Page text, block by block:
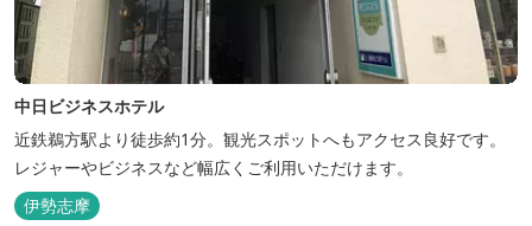
中日ビジネスホテル
近鉄鵜方駅より徒歩約1分。観光スポットへもアクセス良好です。
レジャーやビジネスなど幅広くご利用いただけます。
伊勢志摩